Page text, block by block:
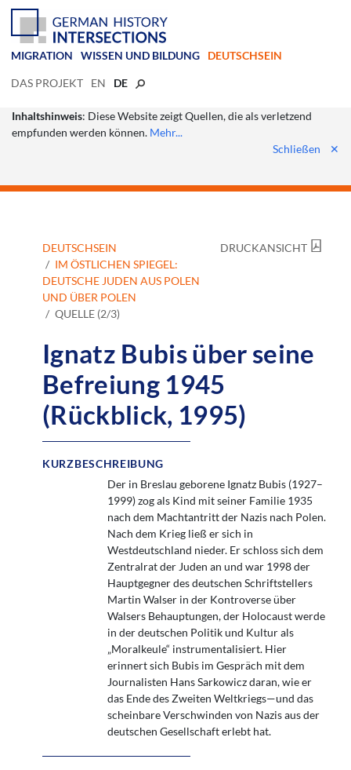
MIGRATION WISSEN UND BILDUNG DEUTSCHSEIN
DAS PROJEKT EN DE
Inhaltshinweis: Diese Website zeigt Quellen, die als verletzend
empfunden werden können. Mehr...
Schließen
✕
DEUTSCHSEIN
IM ÖSTLICHEN SPIEGEL:
DEUTSCHE JUDEN AUS POLEN
UND ÜBER POLEN
QUELLE (2/3)
DRUCKANSICHT
Ignatz Bubis über seine
Befreiung 1945
(Rückblick, 1995)
KURZBESCHREIBUNG
Der in Breslau geborene Ignatz Bubis (1927–
1999) zog als Kind mit seiner Familie 1935
nach dem Machtantritt der Nazis nach Polen.
Nach dem Krieg ließ er sich in
Westdeutschland nieder. Er schloss sich dem
Zentralrat der Juden an und war 1998 der
Hauptgegner des deutschen Schriftstellers
Martin Walser in der Kontroverse über
Walsers Behauptungen, der Holocaust werde
in der deutschen Politik und Kultur als
„Moralkeule“ instrumentalisiert. Hier
erinnert sich Bubis im Gespräch mit dem
Journalisten Hans Sarkowicz daran, wie er
das Ende des Zweiten Weltkriegs—und das
scheinbare Verschwinden von Nazis aus der
deutschen Gesellschaft erlebt hat.